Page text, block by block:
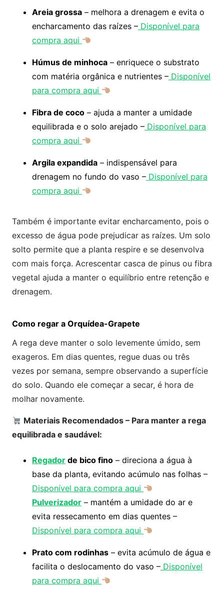
Areia grossa – melhora a drenagem e evita o
encharcamento das raízes – Disponível para
compra aqui
Húmus de minhoca – enriquece o substrato
com matéria orgânica e nutrientes – Disponível
para compra aqui
Fibra de coco – ajuda a manter a umidade
equilibrada e o solo arejado – Disponível para
compra aqui
Argila expandida – indispensável para
drenagem no fundo do vaso – Disponível para
compra aqui
Também é importante evitar encharcamento, pois o
excesso de água pode prejudicar as raízes. Um solo
solto permite que a planta respire e se desenvolva
com mais força. Acrescentar casca de pinus ou fibra
vegetal ajuda a manter o equilíbrio entre retenção e
drenagem.
Como regar a Orquídea-Grapete
A rega deve manter o solo levemente úmido, sem
exageros. Em dias quentes, regue duas ou três
vezes por semana, sempre observando a superfície
do solo. Quando ele começar a secar, é hora de
molhar novamente.
Materiais Recomendados – Para manter a rega
equilibrada e saudável:
Regador de bico fino – direciona a água à
base da planta, evitando acúmulo nas folhas –
Disponível para compra aqui
Pulverizador – mantém a umidade do ar e
evita ressecamento em dias quentes –
Disponível para compra aqui
Prato com rodinhas – evita acúmulo de água e
facilita o deslocamento do vaso – Disponível
para compra aqui